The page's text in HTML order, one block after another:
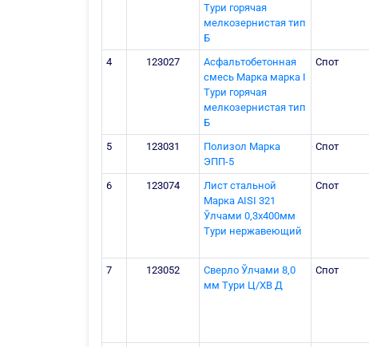
Тури горячая
мелкозернистая тип
Б
4 123027
Асфальтобетонная
смесь Марка марка I
Тури горячая
мелкозернистая тип
Б
Спот
5 123031
Полизол Марка
ЭПП-5
Спот
6 123074
Лист стальной
Марка AISI 321
Ўлчами 0,3х400мм
Тури нержавеющий
Спот
7 123052
Сверло Ўлчами 8,0
мм Тури Ц/ХВ Д
Спот